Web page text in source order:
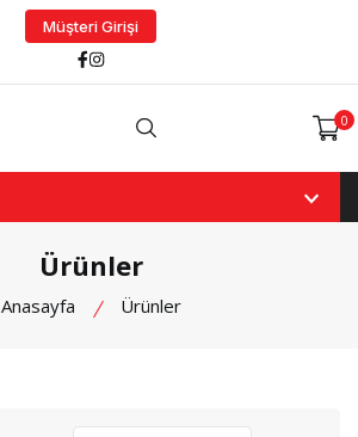
Müşteri Girişi
Facebook
Instagram
0
Ürünler
Anasayfa Ürünler